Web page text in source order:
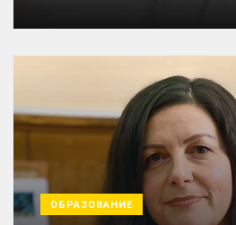
ОБРАЗОВАНИЕ